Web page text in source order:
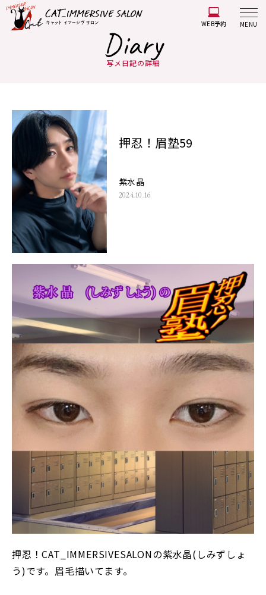
WEB予約 MENU
Diary
写メ日記の詳細
押忍！眉塾59
紫水晶
2024.10.16
押忍！CAT_IMMERSIVESALONの紫水晶(しみずしょ
う)です。眉毛描いてます。